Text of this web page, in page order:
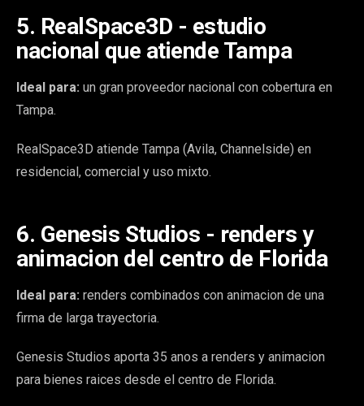
5. RealSpace3D - estudio
nacional que atiende Tampa
Ideal para: un gran proveedor nacional con cobertura en
Tampa.
RealSpace3D atiende Tampa (Avila, Channelside) en
residencial, comercial y uso mixto.
6. Genesis Studios - renders y
animacion del centro de Florida
Ideal para: renders combinados con animacion de una
firma de larga trayectoria.
Genesis Studios aporta 35 anos a renders y animacion
para bienes raices desde el centro de Florida.